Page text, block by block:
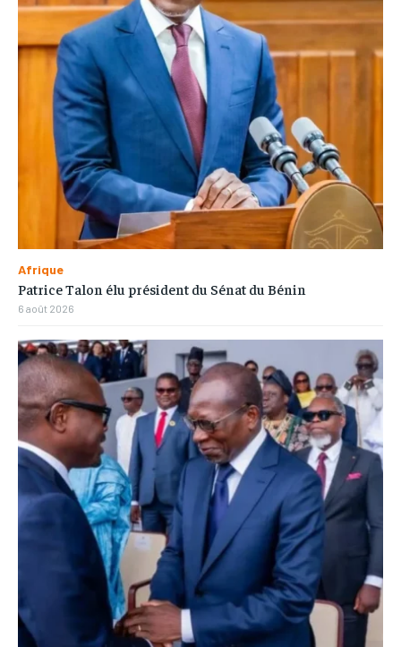
Afrique
Patrice Talon élu président du Sénat du Bénin
6 août 2026